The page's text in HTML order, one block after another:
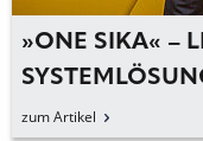
»ONE SIKA« –
zum Artikel